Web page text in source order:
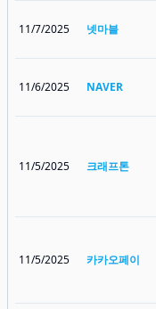
11/7/2025 넷마블
11/6/2025 NAVER
11/5/2025 크래프톤
11/5/2025 카카오페이